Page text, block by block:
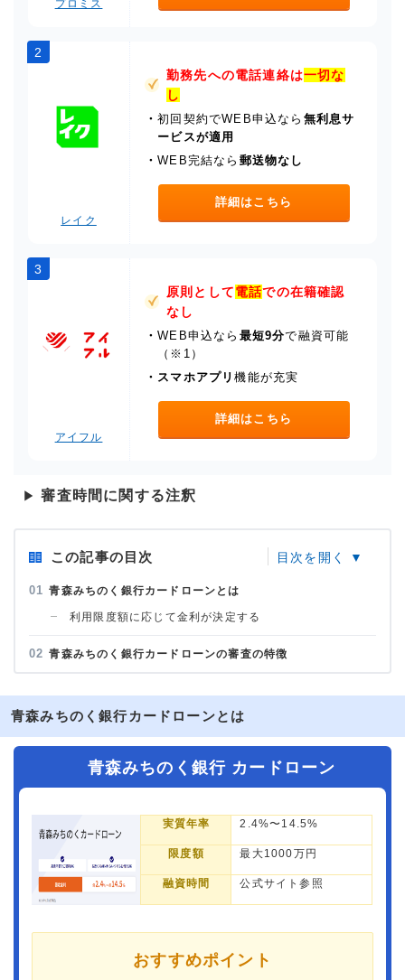
プロミス
2
レイク
勤務先への電話連絡は一切な
し
・初回契約でWEB申込なら 無利息サ
ービスが適用
・WEB完結なら 郵送物なし
詳細はこちら
3
アイフル
原則として電話での在籍確認
なし
・WEB申込なら 最短9分で融資可能
（※1）
・ スマホアプリ機能が充実
詳細はこちら
▶ 審査時間に関する注釈
この記事の目次
青森みちのく銀行カードローンとは
利用限度額に応じて金利が決定する
青森みちのく銀行カードローンの審査の特徴
青森みちのく銀行カードローンとは
青森みちのく銀行 カードローン
実質年率 2.4%〜14.5%
限度額 最大1000万円
融資時間 公式サイト参照
おすすめポイント